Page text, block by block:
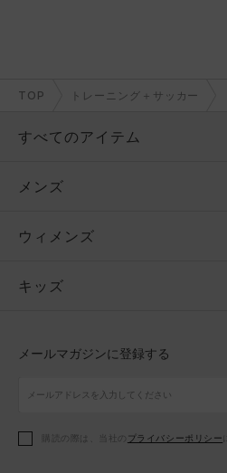
TOP トレーニング＋サッカー
すべてのアイテム
メンズ
ウィメンズ
キッズ
アクセサリー
メンズ
トップス
ボトムス
アクセサリー
ウィメンズ
トップス
シューズ
アクセサリー
キッズ
シューズ
メールマガジンに登録する
購読の際は、当社の プライバシーポリシー